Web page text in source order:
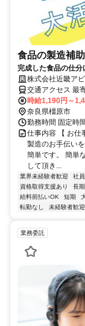
食品の製造補
完成した食品の仕
株式会社近畿ア
交通アクセス 最寄駅：真菅駅 真菅駅か
車通勤OK 橿原市・大和高田市・大和郡山市・桜井市・磯城郡田原本
町・香芝市・葛
時給1,190円～
奈良県橿原市
勤務時間 固定時
仕事内容 【 お仕
製造のお手伝い
簡単です。 簡単
して頂き...
業界未経験者歓迎 社
資格取得支援あり
長期
給料前払いOK
短期
転勤なし
未経験者歓迎
業務委託